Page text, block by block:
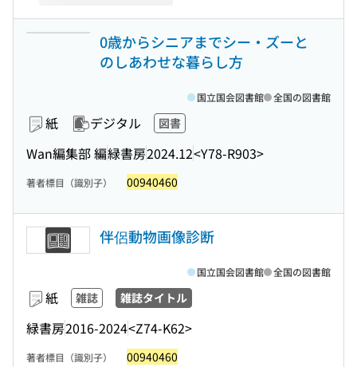
0歳からシニアまでシー・ズーと
のしあわせな暮らし方
紙 デジタル 図書
Wan編集部 編緑書房2024.12<Y78-R903>
国立国会図書館 全国の図書館
著者標目（識別子） 00940460
伴侶動物画像診断
紙 雑誌 雑誌タイトル
緑書房2016-2024<Z74-K62>
国立国会図書館 全国の図書館
著者標目（識別子） 00940460